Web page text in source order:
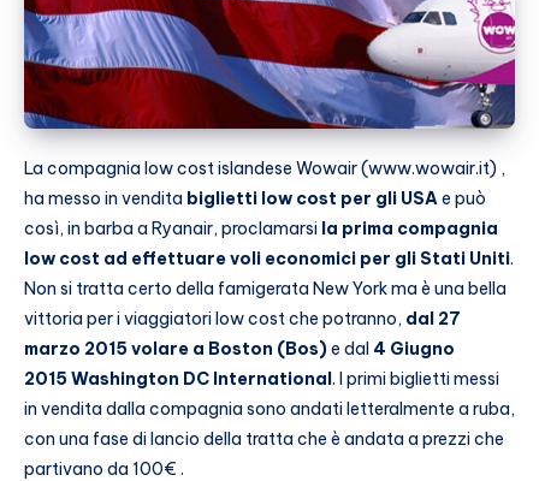
La compagnia low cost islandese Wowair (www.wowair.it) ,
ha messo in vendita biglietti low cost per gli USA e può
così, in barba a Ryanair, proclamarsi la prima compagnia
low cost ad effettuare voli economici per gli Stati Uniti.
Non si tratta certo della famigerata New York ma è una bella
vittoria per i viaggiatori low cost che potranno, dal 27
marzo 2015 volare a Boston (Bos)e dal 4 Giugno
2015 Washington DC International. I primi biglietti messi
in vendita dalla compagnia sono andati letteralmente a ruba,
con una fase di lancio della tratta che è andata a prezzi che
partivano da 100€ .